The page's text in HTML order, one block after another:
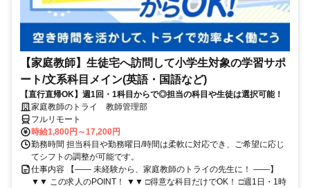
【家庭教師】生徒宅へ訪問して小学生対象の学習サポ
ート/文系科目メイン(英語・国語など)
【直行直帰OK】週1回・1科目からで◎担当の科目や生徒は選択可能！
家庭教師のトライ 教師管理部
フルリモート
時給1,800円～17,200円
勤務時間 担当科目や勤務曜日/時間は柔軟に対応でき、ご希望に応じ
てシフトの調整が可能です。
仕事内容 【―― 未経験から、家庭教師のトライの先生に！ ――】
▼▼ この求人のPOINT！ ▼▼ □得意な科目だけでOK！ □週1日・1時